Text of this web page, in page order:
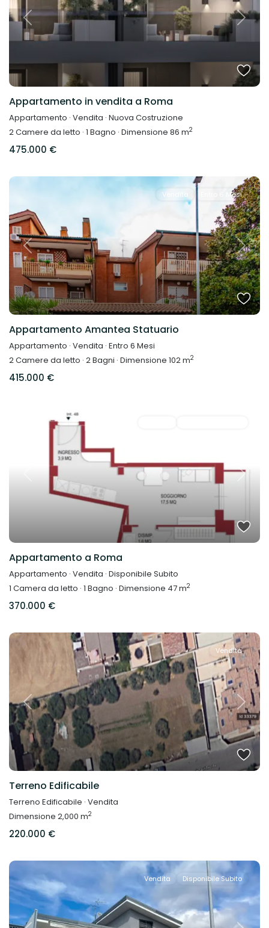
Previous Next
Appartamento in vendita a Roma
Appartamento · Vendita · Nuova Costruzione
2Camere da letto · 1 Bagno · Dimensione 86 m2
475.000 €
Previous Next
Vendita Entro 6 Mesi
Appartamento Amantea Statuario
Appartamento · Vendita · Entro 6 Mesi
2Camere da letto · 2Bagni · Dimensione 102 m2
415.000 €
Previous
Appartamento a Roma
Appartamento · Vendita · Disponibile Subito
1 Camera da letto · 1 Bagno · Dimensione 47 m2
370.000 €
Previous Next
Vendita
Terreno Edificabile
Terreno Edificabile · Vendita
Dimensione 2,000 m2
220.000 €
Vendita Disponibile Subito